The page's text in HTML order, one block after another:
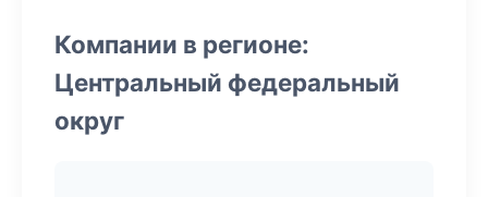
Компании в регионе:
Центральный федеральный
округ